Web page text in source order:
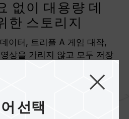
없이 대용량 데
한 스토리지
이터, 트리플 A 게임 대작,
상을 가리지 않고 모두 저장
선택